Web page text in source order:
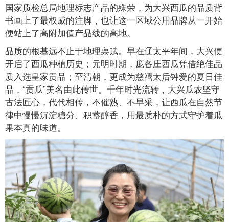
国家质检总局地理标志产品的殊荣，为大兴西瓜的品质背
书画上了最权威的注脚，也让这一区域公用品牌从一开始
便站上了高附加值产品线的高地。
品质的根基远不止于地理禀赋。早在辽太平年间，大兴便
开启了西瓜种植历史；元明时期，庞各庄西瓜凭借绝佳品
质入选皇家贡品；至清朝，更成为慈禧太后钟爱的夏日佳
品，“贡瓜”美名由此传世。千年时光流转，大兴瓜农坚守
古法匠心，代代相传，不催熟、不早采，让西瓜在自然节
律中慢慢沉淀糖分、积蓄醇香，用最质朴的方式守护着瓜
果本真的味道。